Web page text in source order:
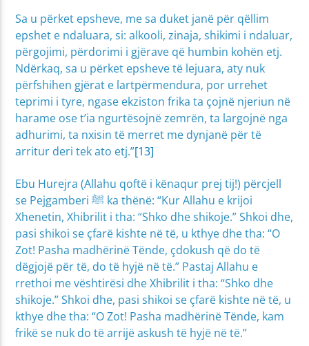
Sa u përket epsheve, me sa duket janë për qëllim
epshet e ndaluara, si: alkooli, zinaja, shikimi i ndaluar,
përgojimi, përdorimi i gjërave që humbin kohën etj.
Ndërkaq, sa u përket epsheve të lejuara, aty nuk
përfshihen gjërat e lartpërmendura, por urrehet
teprimi i tyre, ngase ekziston frika ta çojnë njeriun në
harame ose t’ia ngurtësojnë zemrën, ta largojnë nga
adhurimi, ta nxisin të merret me dynjanë për të
arritur deri tek ato etj.”[13]
Ebu Hurejra (Allahu qoftë i kënaqur prej tij!) përcjell
se Pejgamberi ﷺ ka thënë: “Kur Allahu e krijoi
Xhenetin, Xhibrilit i tha: “Shko dhe shikoje.” Shkoi dhe,
pasi shikoi se çfarë kishte në të, u kthye dhe tha: “O
Zot! Pasha madhërinë Tënde, çdokush që do të
dëgjojë për të, do të hyjë në të.” Pastaj Allahu e
rrethoi me vështirësi dhe Xhibrilit i tha: “Shko dhe
shikoje.” Shkoi dhe, pasi shikoi se çfarë kishte në të, u
kthye dhe tha: “O Zot! Pasha madhërinë Tënde, kam
frikë se nuk do të arrijë askush të hyjë në të.”